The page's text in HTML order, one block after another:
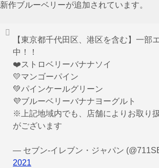
新作ブルーベリーが追加されています。
【東京都千代田区、港区を含む】一部
中！！
❤️ストロベリーバナナソイ
💛マンゴーパイン
💚パインケールグリーン
💜ブルーベリーバナナヨーグルト
※上記地域内でも、店舗によりお取り
がございます
— セブン‐イレブン・ジャパン
2021